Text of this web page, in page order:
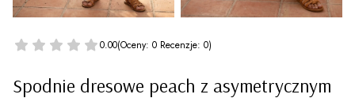
0.00(Oceny: 0 Recenzje: 0)
Spodnie dresowe peach z asymetrycznym